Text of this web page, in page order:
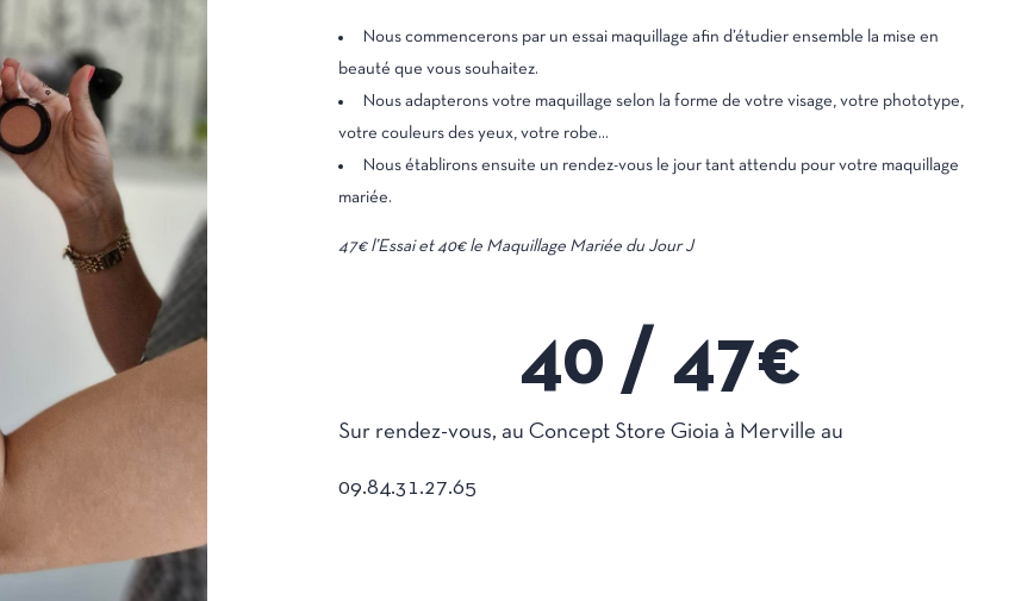
Nous commencerons par un essai maquillage afin d’étudier ensemble la mise en
beauté que vous souhaitez.
Nous adapterons votre maquillage selon la forme de votre visage, votre phototype,
votre couleurs des yeux, votre robe…
Nous établirons ensuite un rendez-vous le jour tant attendu pour votre maquillage
mariée.
47€ l’Essai et 40€ le Maquillage Mariée du Jour J
Sur rendez-vous, au Concept Store Gioia à Merville au
09.84.31.27.65
40 / 47€